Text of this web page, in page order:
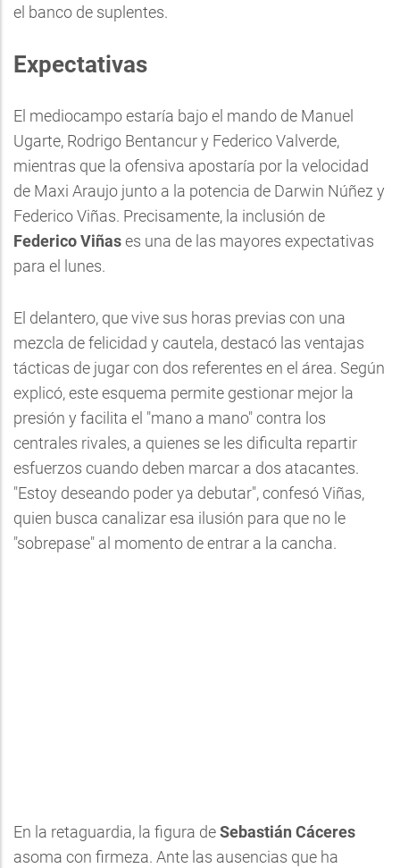
el banco de suplentes.
Expectativas
El mediocampo estaría bajo el mando de Manuel
Ugarte, Rodrigo Bentancur y Federico Valverde,
mientras que la ofensiva apostaría por la velocidad
de Maxi Araujo junto a la potencia de Darwin Núñez y
Federico Viñas. Precisamente, la inclusión de
Federico Viñases una de las mayores expectativas
para el lunes.
El delantero, que vive sus horas previas con una
mezcla de felicidad y cautela, destacó las ventajas
tácticas de jugar con dos referentes en el área. Según
explicó, este esquema permite gestionar mejor la
presión y facilita el "mano a mano" contra los
centrales rivales, a quienes se les dificulta repartir
esfuerzos cuando deben marcar a dos atacantes.
"Estoy deseando poder ya debutar", confesó Viñas,
quien busca canalizar esa ilusión para que no le
"sobrepase" al momento de entrar a la cancha.
En la retaguardia, la figura deSebastián Cáceres
asoma con firmeza. Ante las ausencias que ha